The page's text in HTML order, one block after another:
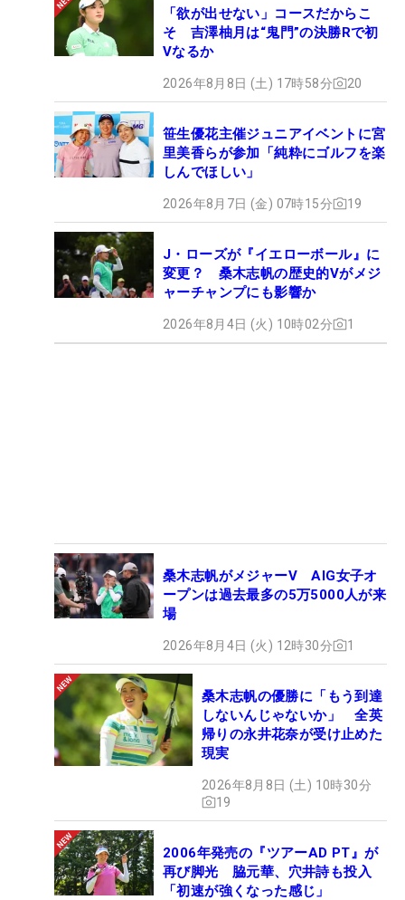
「欲が出せない」コースだからこ
そ 吉澤柚月は“鬼門”の決勝Rで初
Vなるか
2026年8月8日 (土) 17時58分 20
笹生優花主催ジュニアイベントに宮
里美香らが参加「純粋にゴルフを楽
しんでほしい」
2026年8月7日 (金) 07時15分 19
J・ローズが『イエローボール』に
変更？ 桑木志帆の歴史的Vがメジ
ャーチャンプにも影響か
2026年8月4日 (火) 10時02分 1
桑木志帆がメジャーV AIG女子オ
ープンは過去最多の5万5000人が来
場
2026年8月4日 (火) 12時30分 1
桑木志帆の優勝に「もう到達
しないんじゃないか」 全英
帰りの永井花奈が受け止めた
現実
2026年8月8日 (土) 10時30分
19
2006年発売の『ツアーAD PT』が
再び脚光 脇元華、穴井詩も投入
「初速が強くなった感じ」